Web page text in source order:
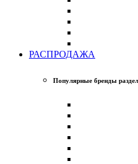
РАСПРОДАЖА
Популярные бренды